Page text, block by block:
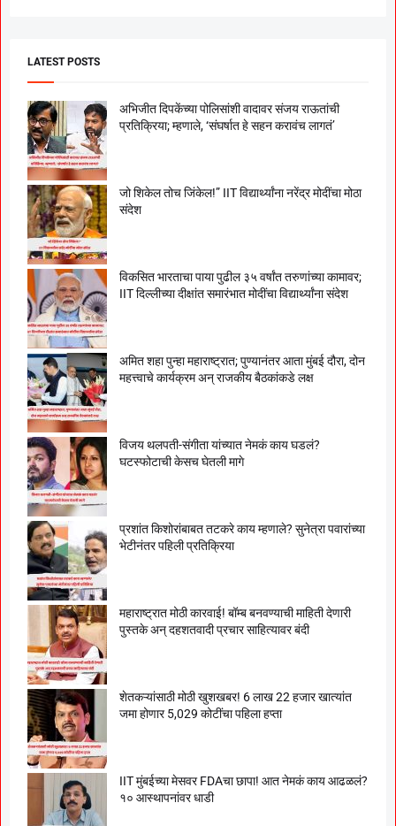
LATEST POSTS
अभिजीत दिपकेंच्या पोलिसांशी वादावर संजय राऊतांची
प्रतिक्रिया; म्हणाले, ‘संघर्षात हे सहन करावंच लागतं’
जो शिकेल तोच जिंकेल!” IIT विद्यार्थ्यांना नरेंद्र मोदींचा मोठा
संदेश
विकसित भारताचा पाया पुढील ३५ वर्षांत तरुणांच्या कामावर;
IIT दिल्लीच्या दीक्षांत समारंभात मोदींचा विद्यार्थ्यांना संदेश
अमित शहा पुन्हा महाराष्ट्रात; पुण्यानंतर आता मुंबई दौरा, दोन
महत्त्वाचे कार्यक्रम अन् राजकीय बैठकांकडे लक्ष
विजय थलपती-संगीता यांच्यात नेमकं काय घडलं?
घटस्फोटाची केसच घेतली मागे
प्रशांत किशोरांबाबत तटकरे काय म्हणाले? सुनेत्रा पवारांच्या
भेटीनंतर पहिली प्रतिक्रिया
महाराष्ट्रात मोठी कारवाई! बॉम्ब बनवण्याची माहिती देणारी
पुस्तके अन् दहशतवादी प्रचार साहित्यावर बंदी
शेतकऱ्यांसाठी मोठी खुशखबर! 6 लाख 22 हजार खात्यांत
जमा होणार 5,029 कोटींचा पहिला हप्ता
IIT मुंबईच्या मेसवर FDAचा छापा! आत नेमकं काय आढळलं?
१० आस्थापनांवर धाडी